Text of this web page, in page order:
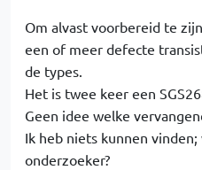
Om alvast voorbereid te
een of meer defecte
de types.
Het is twee keer een
Geen idee welke
Ik heb niets kunnen
onderzoeker?